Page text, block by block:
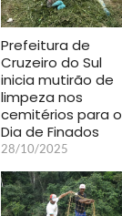
Prefeitura de
Cruzeiro do Sul
inicia mutirão de
limpeza nos
cemitérios para o
Dia de Finados
28/10/2025